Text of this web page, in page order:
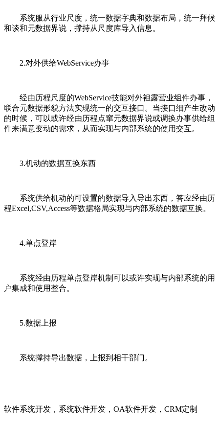
系统服从行业尺度，统一数据字典和数据布局，统一拜候
和谈和元数据界说，撑持从尺度库导入信息。
2.对外供给WebService办事
经由历程尺度的WebService技能对外袒露营业组件办事，
联合元数据形貌方法实现统一的交互接口。当接口细产生改动
的时候，可以或许经由历程点窜元数据界说或调换办事供给组
件来满意变动的需求，从而实现与内部系统的使用交互。
3.机动的数据互换东西
系统供给机动的可设置的数据导入导出东西，答应经由历
程Excel,CSV,Access等数据格局实现与内部系统的数据互换。
4.单点登岸
系统经由历程单点登岸机制可以或许实现与内部系统的用
户集成和使用整合。
5.数据上报
系统撑持导出数据，上报到相干部门。
软件系统开发，系统软件开发，OA软件开发，CRM定制